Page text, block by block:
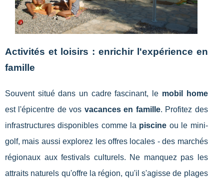
Activités et loisirs : enrichir l'expérience en
famille
Souvent situé dans un cadre fascinant, le mobil home
est l'épicentre de vos vacances en famille. Profitez des
infrastructures disponibles comme la piscine ou le mini-
golf, mais aussi explorez les offres locales - des marchés
régionaux aux festivals culturels. Ne manquez pas les
attraits naturels qu'offre la région, qu'il s'agisse de plages